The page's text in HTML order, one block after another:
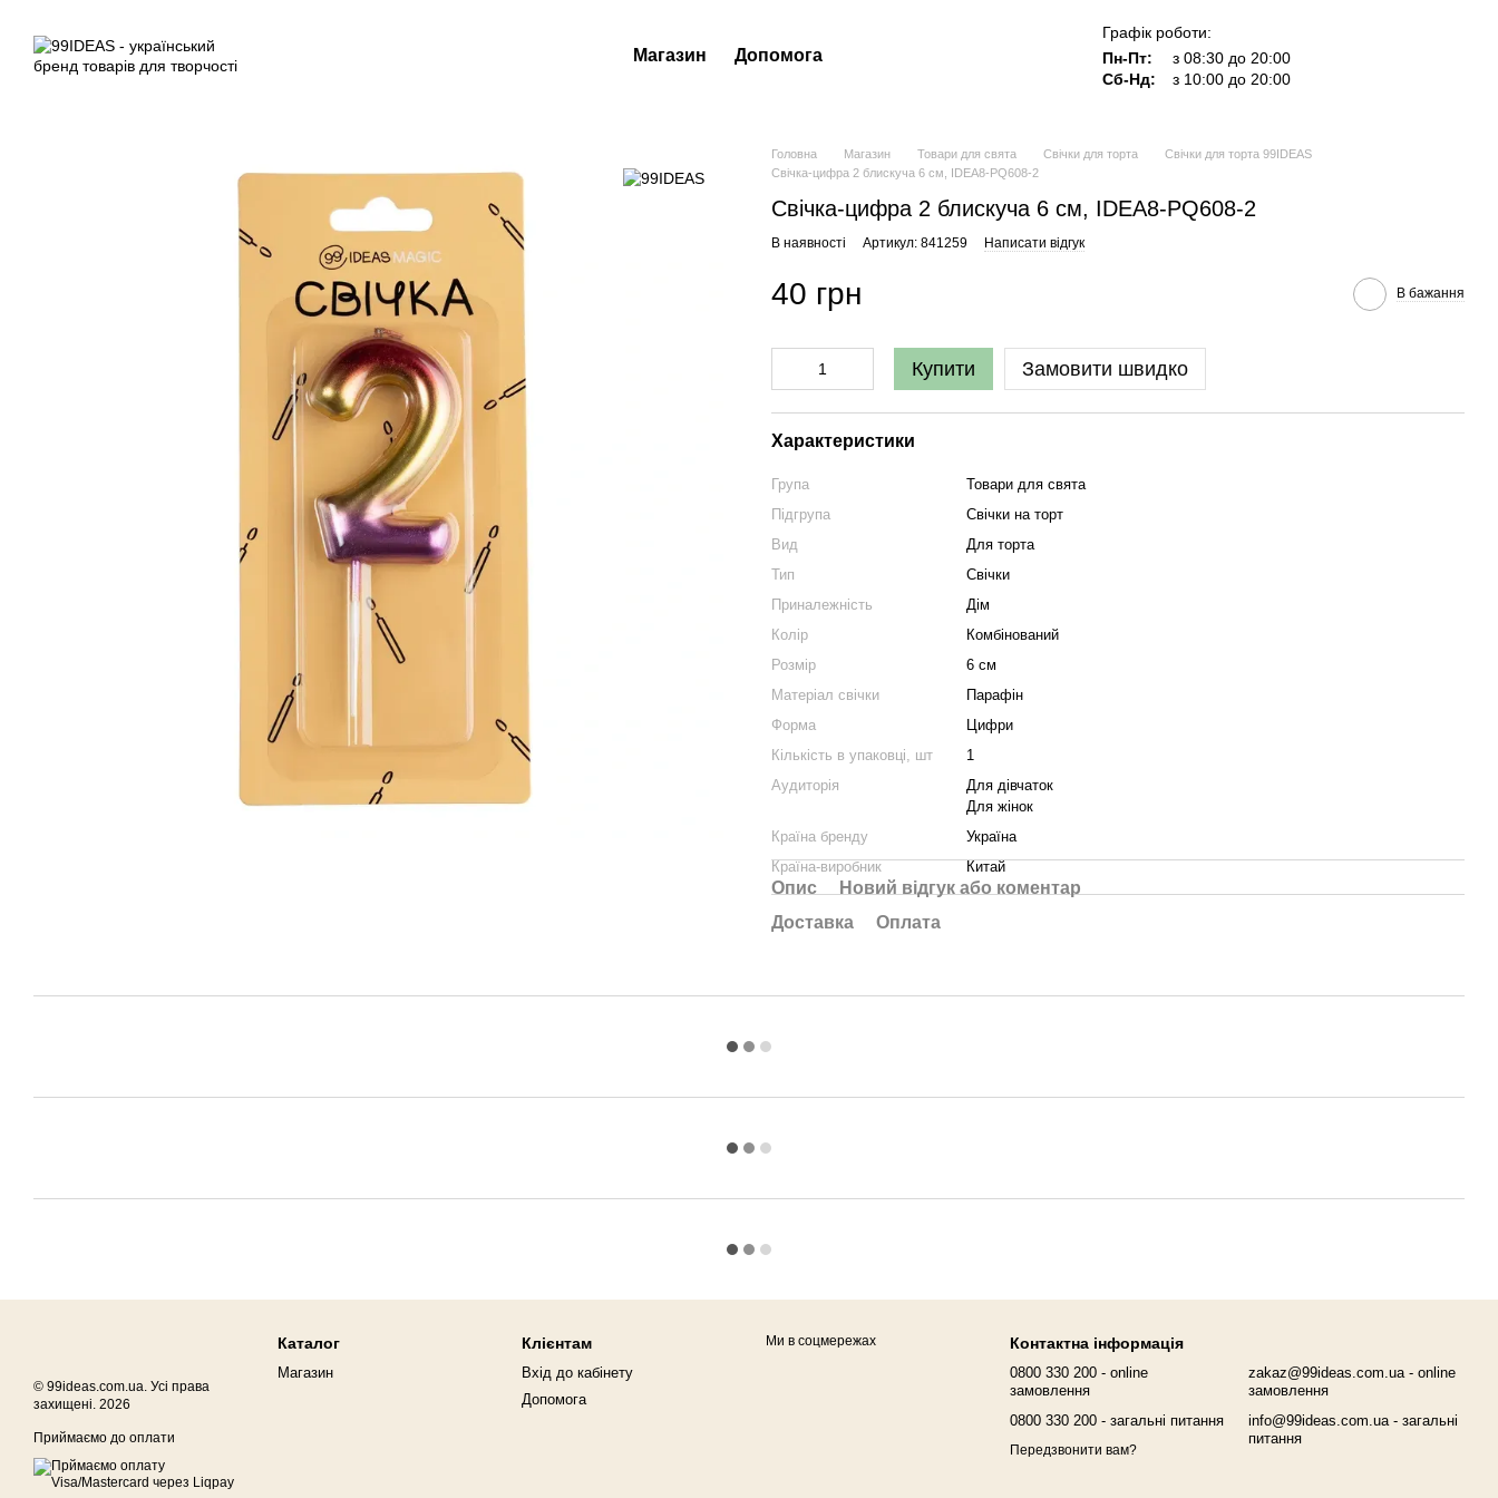
Магазин Допомога
Графік роботи:
Пн-Пт:
з 08:30 до 20:00
Сб-Нд:
з 10:00 до 20:00
Головна Магазин Товари для свята Свічки для торта
Свічки для торта 99IDEAS
Свічка-цифра 2 блискуча 6 см, IDEA8-PQ608-2
Свічка-цифра 2 блискуча 6 см, IDEA8-PQ608-2
В наявності Артикул: 841259 Написати відгук
40 грн В бажання
Купити Замовити швидко
Характеристики
Група
Товари для свята
Підгрупа
Свічки на торт
Вид
Для торта
Тип
Свічки
Приналежність
Дім
Колір
Комбінований
Розмір
6 см
Матеріал свічки
Парафін
Форма
Цифри
Кількість в упаковці, шт
1
Аудиторія
Для дівчаток
Для жінок
Країна бренду
Україна
Країна-виробник
Китай
Опис
Новий відгук або коментар
Доставка
Оплата
© 99ideas.com.ua. Усі права
захищені. 2026
Приймаємо до оплати
Каталог
Магазин
Клієнтам
Вхід до кабінету
Допомога
Ми в соцмережах Контактна інформація
0800 330 200 - online
замовлення
0800 330 200 - загальні питання
Передзвонити вам?
zakaz@99ideas.com.ua - online
замовлення
info@99ideas.com.ua - загальні
питання